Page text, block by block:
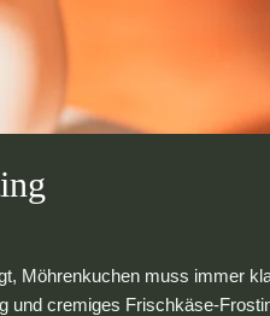
Möhrenkuchen muss immer
und cremiges Frischkäse-